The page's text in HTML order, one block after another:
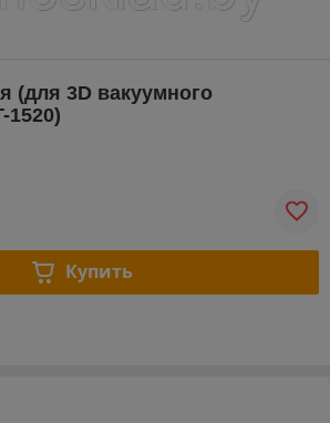
(для 3D вакуумного
1520)
Купить